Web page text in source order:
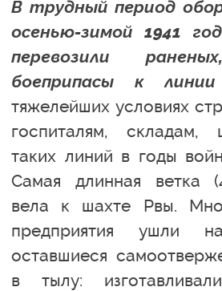
В трудный период
осенью-зимой 1941
перевозили
боеприпасы к
тяжелейших условиях
госпиталям, складам,
таких линий в годы
Самая длинная ветка
вела к шахте Рвы.
предприятия ушли
оставшиеся
в тылу: